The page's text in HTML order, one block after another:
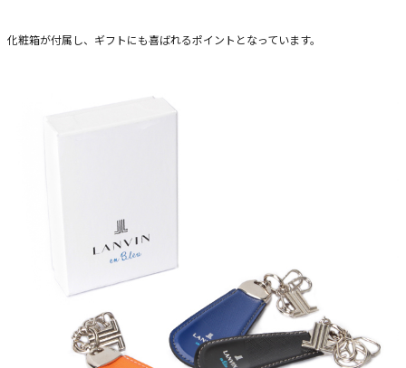
化粧箱が付属し、ギフトにも喜ばれるポイントとなっています。